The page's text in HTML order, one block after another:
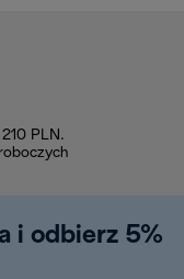
PLN.
i odbierz 5%